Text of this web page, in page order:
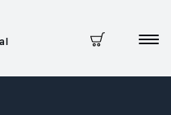
Panier